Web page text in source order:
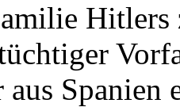
Hitlers
aus Spanien